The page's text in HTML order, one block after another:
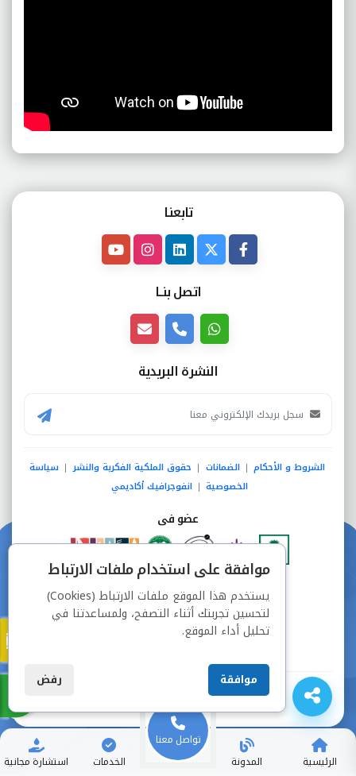
الرئيسية المدونة
تواصل معنا
الخدمات
استشارة مجانية
تابعنـا
اتصل بنــا
النشرة البريدية
الشروط و الأحكام | الضمانات | حقوق الملكية الفكرية والنشر | سياسة
الخصوصية | انفوجرافيك أكاديمي
عضو فى
دفع آمن من خلال
جميع الحقوق محفوظة © شركة دراسة
موافقة على استخدام ملفات الارتباط
يستخدم هذا الموقع ملفات الارتباط (Cookies)
لتحسين تجربتك أثناء التصفح، ولمساعدتنا في
تحليل أداء الموقع.
موافقة رفض